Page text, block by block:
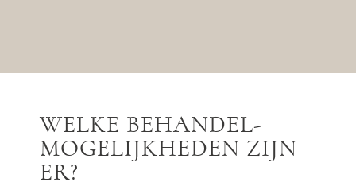
WELKE BEHANDEL­
MOGELIJKHEDEN ZIJN
ER?